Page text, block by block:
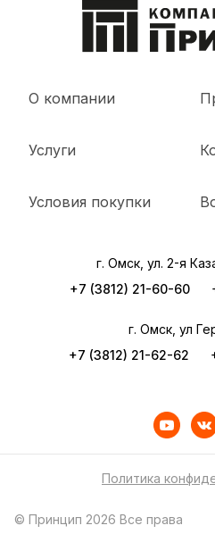
О компании
Услуги
Условия покупки
г. Омск, ул. 2-я
+7 (3812) 21-60-60
г. Омск, ул
+7 (3812) 21-62-62
Политика
© Принцип 2026 Все права